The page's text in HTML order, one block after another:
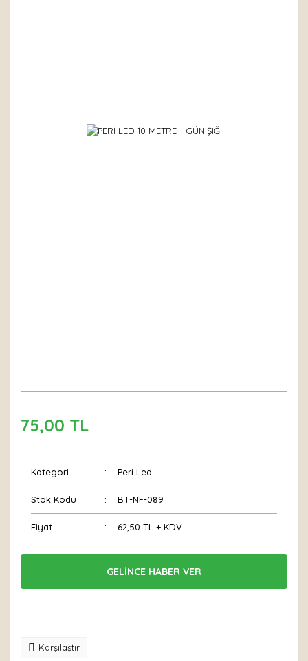
75,00 TL
Kategori Peri Led
Stok Kodu BT-NF-089
Fiyat 62,50 TL + KDV
GELİNCE HABER VER
Karşılaştır